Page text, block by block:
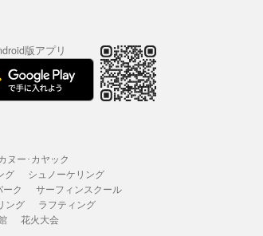
版アプリ
ヌー･カヤック
グ
シュノーケリング
ク
サーフィンスクール
ング
ラフティング
花火大会